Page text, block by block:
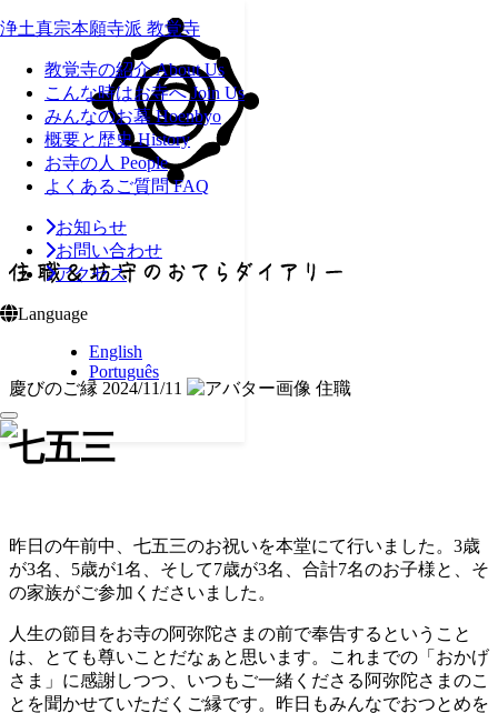
浄土真宗本願寺派 教覚寺
教覚寺の紹介 About Us
こんな時はお寺へ Join Us
みんなのお墓 Hoenbyo
概要と歴史 History
お寺の人 People
よくあるご質問 FAQ
お知らせ
お問い合わせ
アクセス
Language
English
Português
慶びのご縁 2024/11/11 住職
七五三
昨日の午前中、七五三のお祝いを本堂にて行いました。3歳
が3名、5歳が1名、そして7歳が3名、合計7名のお子様と、そ
の家族がご参加くださいました。
人生の節目をお寺の阿弥陀さまの前で奉告するということ
は、とても尊いことだなぁと思います。これまでの「おかげ
さま」に感謝しつつ、いつもご一緒くださる阿弥陀さまのこ
とを聞かせていただくご縁です。昨日もみんなでおつとめを